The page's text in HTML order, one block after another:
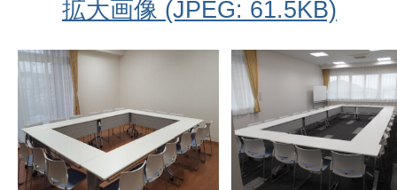
拡大画像 (JPEG: 61.5KB)